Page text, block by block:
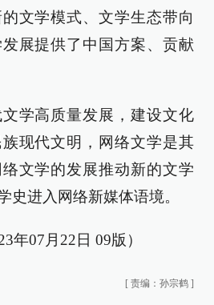
文学模式、文学生态带向
展提供了中国方案、贡献
学高质量发展，建设文化
现代文明，网络文学是其
文学的发展推动新的文学
史进入网络新媒体语境。
年07月22日 09版）
[ 责编：孙宗鹤 ]